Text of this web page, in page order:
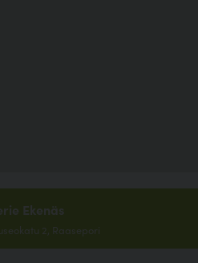
Ekenäs
2, Raasepori